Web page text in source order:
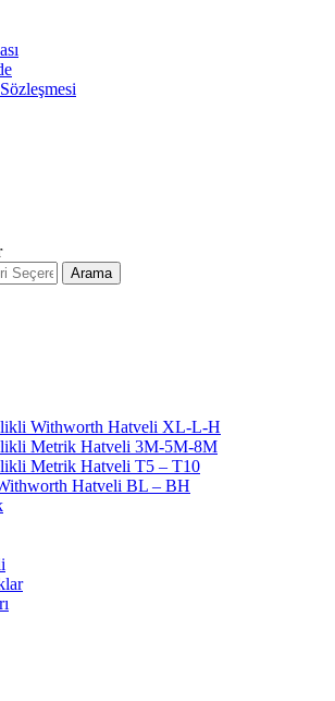
Arama
Withworth Hatveli XL-L-H
Metrik Hatveli 3M-5M-8M
Metrik Hatveli T5 – T10
Hatveli BL – BH